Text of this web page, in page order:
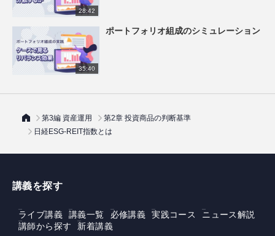
28:42
35:40
ポートフォリオ組成のシミュレーション
第3編 資産運用
第2章 投資商品の判断基準
日経ESG-REIT指数とは
講義を探す
ライブ講義 講義一覧 必修講義 実践コース
ニュース解説
講師から探す
新着講義